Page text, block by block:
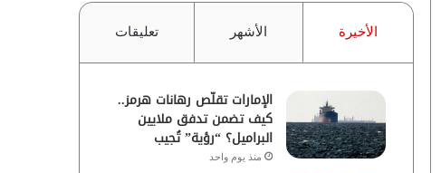
الأخيرة الأشهر تعليقات
الإمارات تقلّص رهانات هرمز..
كيف تضمن تدفق ملايين
البراميل؟ “رؤية” تُجيب
منذ يوم واحد